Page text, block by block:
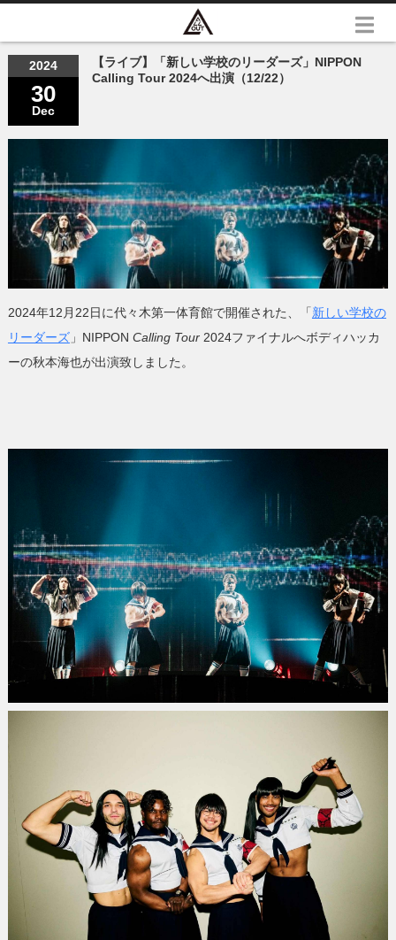
2024
30
Dec
【ライブ】「新しい学校のリーダーズ」NIPPON
Calling Tour 2024へ出演（12/22）
2024年12月22日に代々木第一体育館で開催された、「新しい学校の
リーダーズ」NIPPON Calling Tour2024ファイナルへボディハッカ
ーの秋本海也が出演致しました。